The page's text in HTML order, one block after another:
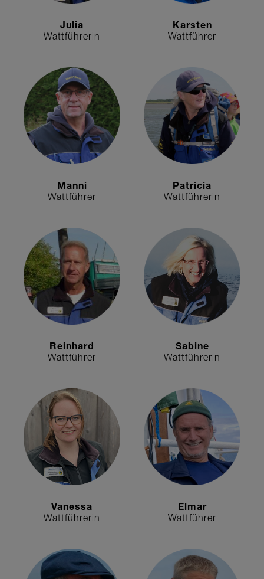
Julia
Wattführerin
Karsten
Wattführer
Manni
Wattführer
Patricia
Wattführerin
Reinhard
Wattführer
Sabine
Wattführerin
Vanessa
Wattführerin
Elmar
Wattführer